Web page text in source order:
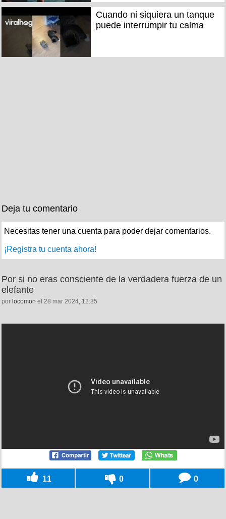
Cuando ni siquiera un tanque
puede interrumpir tu calma
Deja tu comentario
Necesitas tener una cuenta para poder dejar comentarios.
¡Registra tu cuenta ahora!
Por si no eras consciente de la verdadera fuerza de un
elefante
por locomon el 28 mar 2024, 12:35
11 0 0